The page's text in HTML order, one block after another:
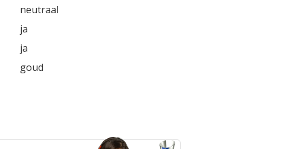
neutraal
ja
ja
goud